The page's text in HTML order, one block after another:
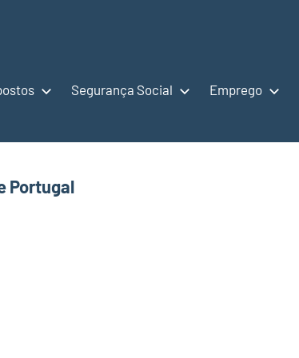
Segurança Social Emprego
Portugal